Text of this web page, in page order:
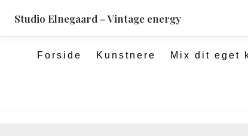
Forside Kunstnere Mix dit eget
Studio Elnegaard – Vintage energy